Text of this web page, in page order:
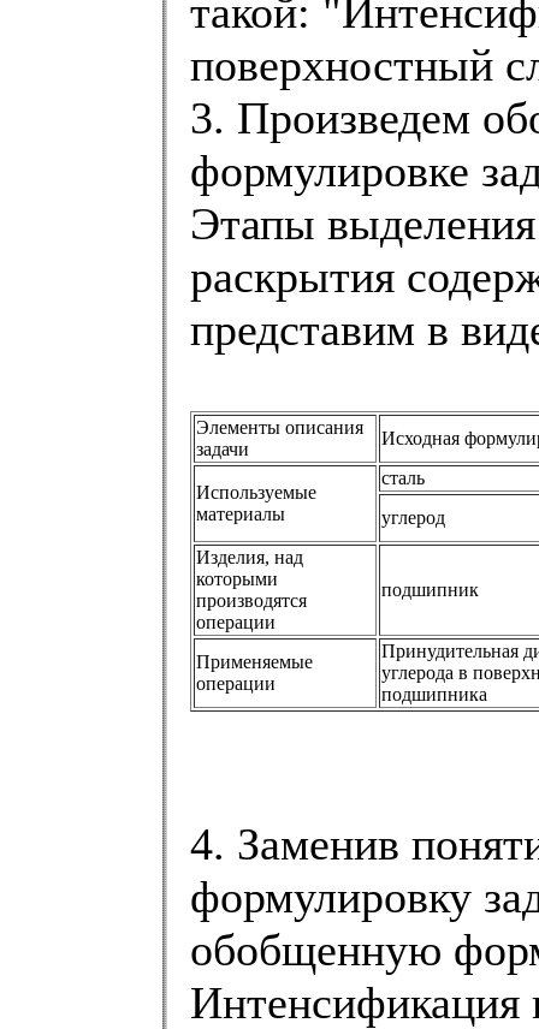
такой:
поверхностный
3. Произведем
формулировке
Этапы
раскрытия
представим в
Элементы описания
задачи
Исходная
Используемые
материалы
сталь
углерод
Изделия, над
которыми
производятся
операции
подшипник
Применяемые
операции
Принудительная
углерода в
подшипника
4. Заменив
формулировку
обобщенную
Интенсификация